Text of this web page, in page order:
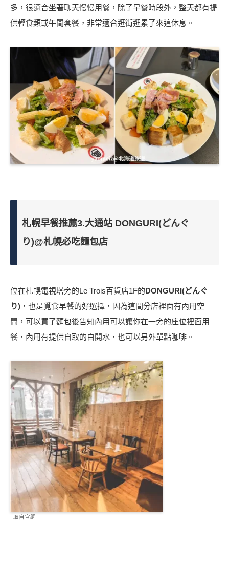
多，很適合坐著聊天慢慢用餐，除了早餐時段外，整天都有提
供輕食類或午間套餐，非常適合逛街逛累了來這休息。
札幌早餐推薦3.大通站 DONGURI(どんぐ
り)@札幌必吃麵包店
位在札幌電視塔旁的Le Trois百貨店1F的DONGURI(どんぐ
り) ，也是覓食早餐的好選擇，因為這間分店裡面有內用空
間，可以買了麵包後告知內用可以讓你在一旁的座位裡面用
餐，內用有提供自取的白開水，也可以另外單點咖啡。
取自官網